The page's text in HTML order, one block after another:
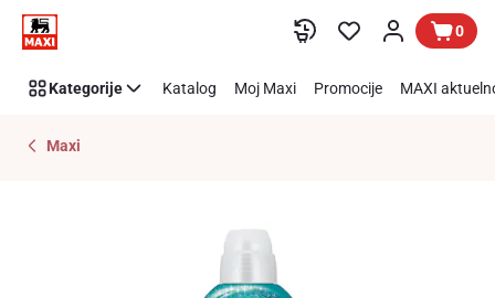
Preskoči link 0
Kategorije Katalog Moj Maxi Promocije MAXI
Maxi